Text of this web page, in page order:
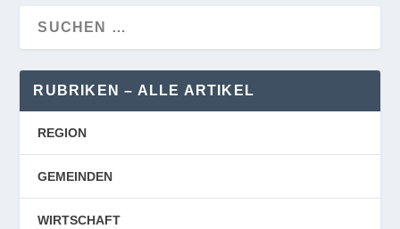
RUBRIKEN – ALLE ARTIKEL
REGION
GEMEINDEN
WIRTSCHAFT